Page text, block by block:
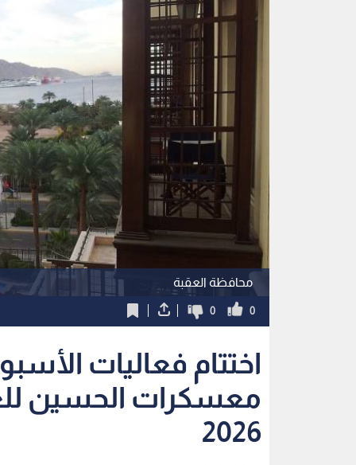
محافظة العقبة
0
0
اختتام فعاليات
معسكرات الحسين
2026